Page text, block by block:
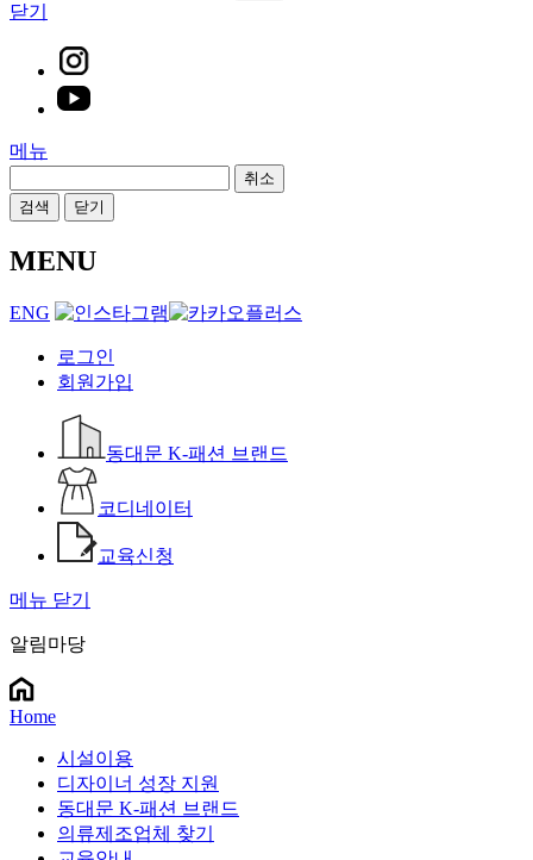
닫기
메뉴
취소
검색
닫기
MENU
ENG
로그인
회원가입
동대문 K-패션 브랜드
코디네이터
교육신청
메뉴 닫기
알림마당
Home
시설이용
디자이너 성장 지원
동대문 K-패션 브랜드
의류제조업체 찾기